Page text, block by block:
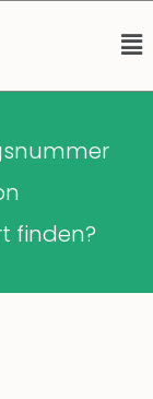
finden?